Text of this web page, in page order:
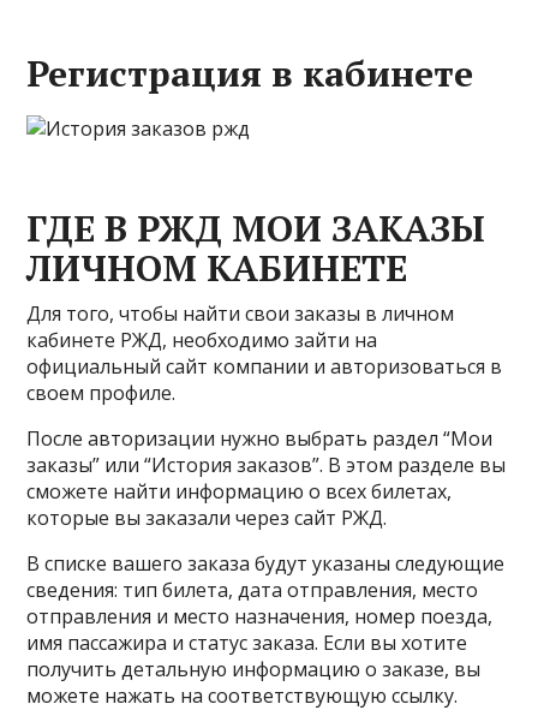
Регистрация в кабинете
ГДЕ В РЖД МОИ ЗАКАЗЫ
ЛИЧНОМ КАБИНЕТЕ
Для того, чтобы найти свои заказы в личном
кабинете РЖД, необходимо зайти на
официальный сайт компании и авторизоваться в
своем профиле.
После авторизации нужно выбрать раздел “Мои
заказы” или “История заказов”. В этом разделе вы
сможете найти информацию о всех билетах,
которые вы заказали через сайт РЖД.
В списке вашего заказа будут указаны следующие
сведения: тип билета, дата отправления, место
отправления и место назначения, номер поезда,
имя пассажира и статус заказа. Если вы хотите
получить детальную информацию о заказе, вы
можете нажать на соответствующую ссылку.